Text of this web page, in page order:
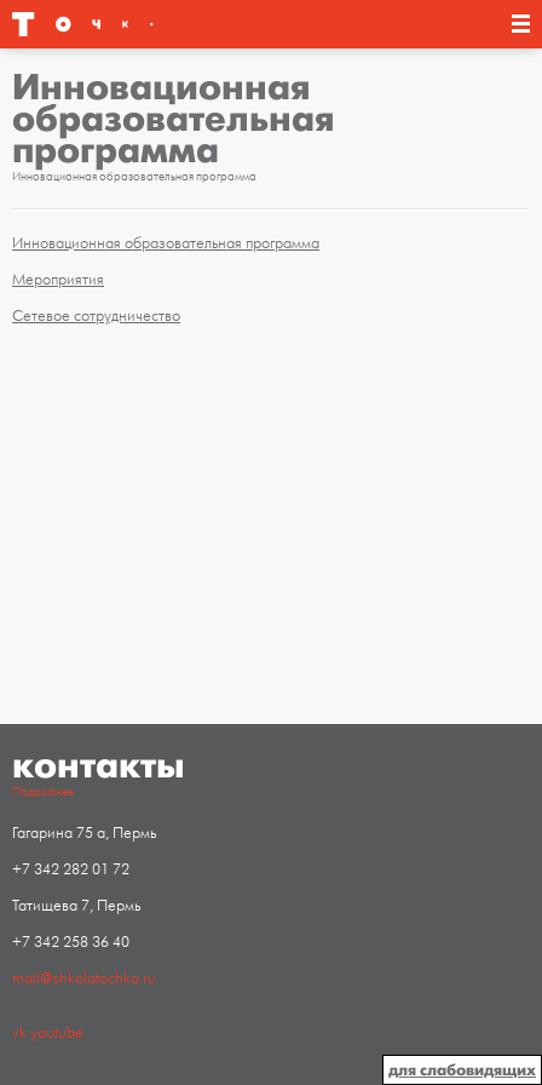
Инновационная
образовательная
программа
Инновационная образовательная программа
Инновационная образовательная программа
Мероприятия
Сетевое сотрудничество
контакты
Подробнее
Гагарина 75 а, Пермь
+7 342 282 01 72
Татищева 7, Пермь
+7 342 258 36 40
mail@shkolatochka.ru
vkyoutube
для слабовидящих